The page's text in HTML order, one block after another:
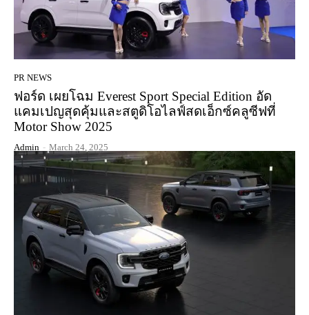
PR NEWS
ฟอร์ด เผยโฉม Everest Sport Special Edition อัด
แคมเปญสุดคุ้มและสตูดิโอไลฟ์สดเอ็กซ์คลูซีฟที่
Motor Show 2025
Admin - March 24, 2025